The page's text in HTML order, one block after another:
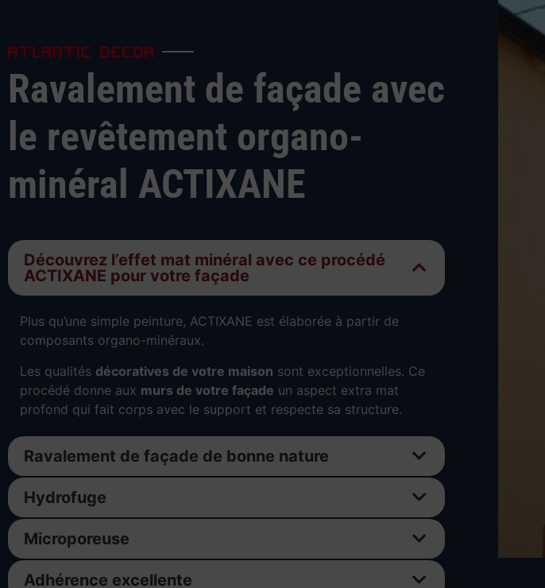
ATLANTIC DECOR
Ravalement de façade avec
le revêtement organo-
minéral ACTIXANE
Découvrez l’effet mat minéral avec ce procédé
ACTIXANE pour votre façade
Plus qu’une simple peinture, ACTIXANE est élaborée à partir de
composants organo-minéraux.
Les qualités décoratives de votre maison sont exceptionnelles. Ce
procédé donne aux murs de votre façade un aspect extra mat
profond qui fait corps avec le support et respecte sa structure.
Ravalement de façade de bonne nature
Hydrofuge
Microporeuse
Adhérence excellente